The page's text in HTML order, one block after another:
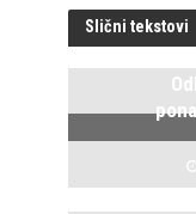
Slični tekstovi